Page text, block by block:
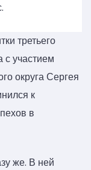
третьего
с участием
округа Сергея
к
в
же. В ней